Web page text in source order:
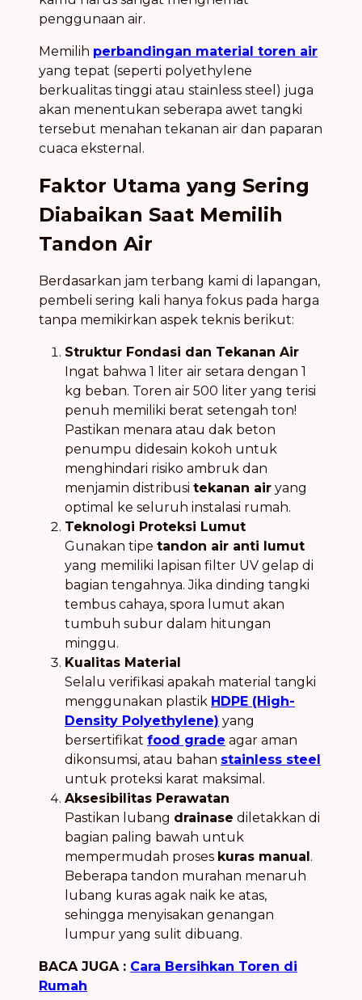
penggunaan air.
Memilih perbandingan material toren air
yang tepat (seperti polyethylene
berkualitas tinggi atau stainless steel) juga
akan menentukan seberapa awet tangki
tersebut menahan tekanan air dan paparan
cuaca eksternal.
Faktor Utama yang Sering
Diabaikan Saat Memilih
Tandon Air
Berdasarkan jam terbang kami di lapangan,
pembeli sering kali hanya fokus pada harga
tanpa memikirkan aspek teknis berikut:
Struktur Fondasi dan Tekanan Air
Ingat bahwa 1 liter air setara dengan 1
kg beban. Toren air 500 liter yang terisi
penuh memiliki berat setengah ton!
Pastikan menara atau dak beton
penumpu didesain kokoh untuk
menghindari risiko ambruk dan
menjamin distribusi tekanan air yang
optimal ke seluruh instalasi rumah.
Teknologi Proteksi Lumut
Gunakan tipe tandon air anti lumut
yang memiliki lapisan filter UV gelap di
bagian tengahnya. Jika dinding tangki
tembus cahaya, spora lumut akan
tumbuh subur dalam hitungan
minggu.
Kualitas Material
Selalu verifikasi apakah material tangki
menggunakan plastik HDPE (High-
Density Polyethylene) yang
bersertifikat food grade agar aman
dikonsumsi, atau bahan stainless steel
untuk proteksi karat maksimal.
Aksesibilitas Perawatan
Pastikan lubang drainase diletakkan di
bagian paling bawah untuk
mempermudah proses kuras manual.
Beberapa tandon murahan menaruh
lubang kuras agak naik ke atas,
sehingga menyisakan genangan
lumpur yang sulit dibuang.
BACA JUGA : Cara Bersihkan Toren di
Rumah